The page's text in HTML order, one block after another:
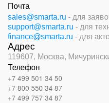
Почта
sales@smarta.ru - для
support@smarta.ru - для
finance@smarta.ru - для
Адрес
119607, Москва,
Телефон
+7 499 501 34 50
+7 800 550 34 87
+7 499 757 34 87